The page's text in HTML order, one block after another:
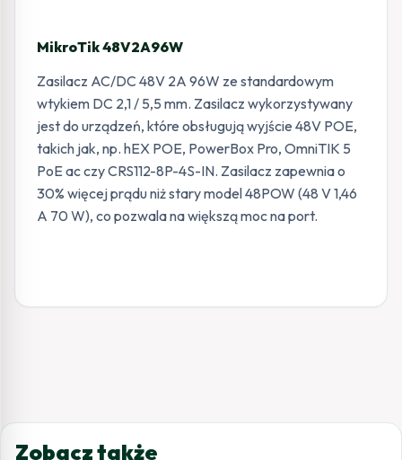
MikroTik 48V2A96W
Zasilacz AC/DC 48V 2A 96W ze standardowym
wtykiem DC 2,1 / 5,5 mm. Zasilacz wykorzystywany
jest do urządzeń, które obsługują wyjście 48V POE,
takich jak, np. hEX POE, PowerBox Pro, OmniTIK 5
PoE ac czy CRS112-8P-4S-IN. Zasilacz zapewnia o
30% więcej prądu niż stary model 48POW (48 V 1,46
A 70 W), co pozwala na większą moc na port.
Zobacz także